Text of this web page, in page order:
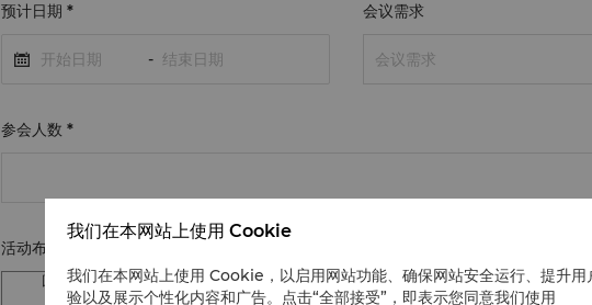
预计日期 *
-
会议需求
会议需求
参会人数 *
活动布局
圆桌式 董事会 课堂
我们在本网站上使用 Cookie
我们在本网站上使用 Cookie，以启用网站功能、确保网站安全运行、提升用
验以及展示个性化内容和广告。点击“全部接受”，即表示您同意我们使用